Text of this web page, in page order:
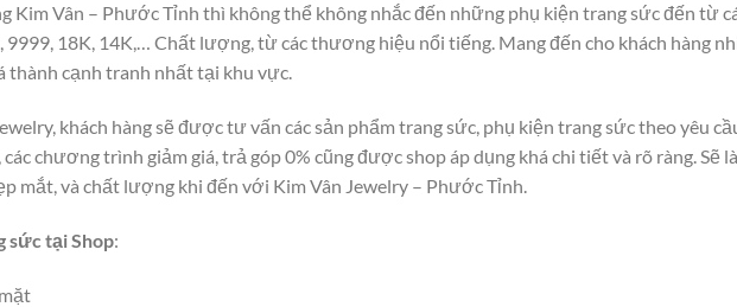
Kim Vân – Phước Tỉnh thì không thể không nhắc đến những phụ kiện trang sức đến từ
9999, 18K, 14K,… Chất lượng, từ các thương hiệu nổi tiếng. Mang đến cho khách hàng
thành cạnh tranh nhất tại khu vực.
khách hàng sẽ được tư vấn các sản phẩm trang sức, phụ kiện trang sức theo yêu
các chương trình giảm giá, trả góp 0% cũng được shop áp dụng khá chi tiết và rõ ràng. Sẽ là
mắt, và chất lượng khi đến với Kim Vân Jewelry – Phước Tỉnh.
sức tại Shop: